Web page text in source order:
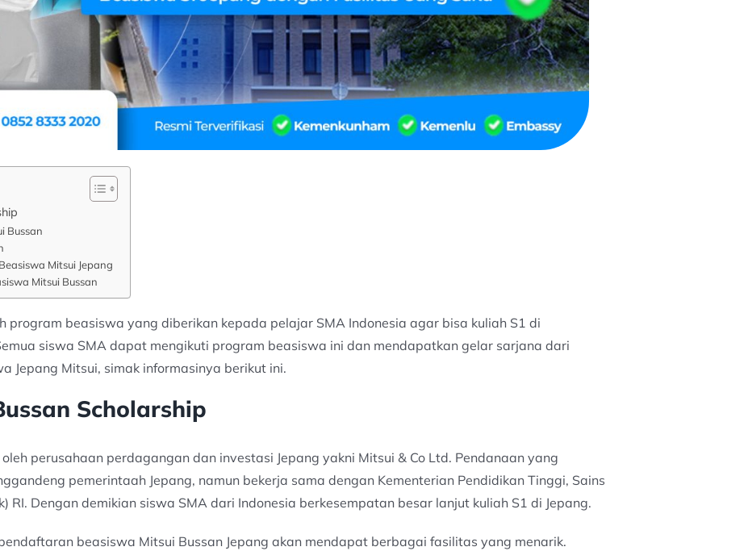
Bussan
Mitsui Jepang
Mitsui Bussan
program beasiswa yang diberikan kepada pelajar SMA Indonesia agar bisa kuliah S1 di
siswa SMA dapat mengikuti program beasiswa ini dan mendapatkan gelar sarjana dari
Jepang Mitsui, simak informasinya berikut ini.
Scholarship
perusahaan perdagangan dan investasi Jepang yakni Mitsui & Co Ltd. Pendanaan yang
pemerintaah Jepang, namun bekerja sama dengan Kementerian Pendidikan Tinggi, Sains
RI. Dengan demikian siswa SMA dari Indonesia berkesempatan besar lanjut kuliah S1 di Jepang.
beasiswa Mitsui Bussan Jepang akan mendapat berbagai fasilitas yang menarik.